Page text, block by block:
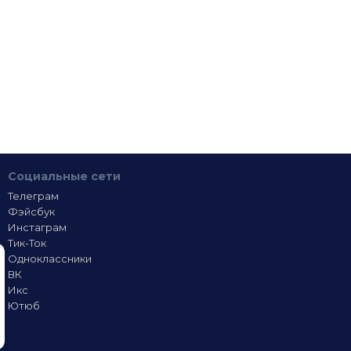
Социальные сети
Телеграм
Фэйсбук
Инстаграм
Тик-Ток
Одноклассники
ВК
Икс
Ютюб